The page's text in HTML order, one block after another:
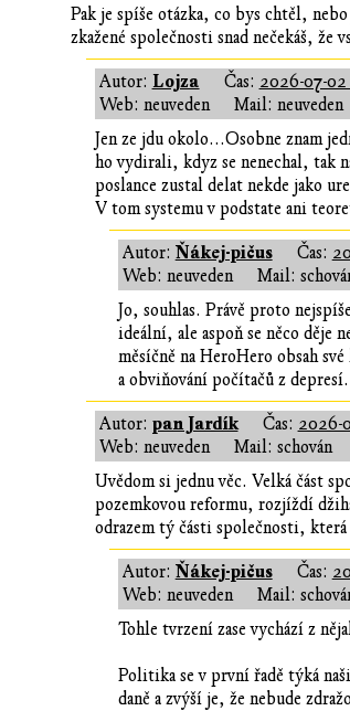
Pak je spíše otázka, co bys chtěl,
zkažené společnosti snad nečekáš,
Autor: Lojza Čas: 2026-07-
Web: neuveden
Mail: neuveden
Jen ze jdu okolo...Osobne znam
ho vydirali, kdyz se nenechal, tak
poslance zustal delat nekde jako
V tom systemu v podstate ani
Autor: Ňákej-pičus Čas:
Web: neuveden
Mail:
Jo, souhlas. Právě proto
ideální, ale aspoň se něco děje
měsíčně na HeroHero obsah
a obviňování počítačů z
Autor: pan Jardík Čas: 2026-
Web: neuveden
Mail: schován
Uvědom si jednu věc. Velká část
pozemkovou reformu, rozjíždí
odrazem tý části společnosti,
Autor: Ňákej-pičus Čas:
Web: neuveden
Mail:
Tohle tvrzení zase vychází z
Politika se v první řadě týká
daně a zvýší je, že nebude